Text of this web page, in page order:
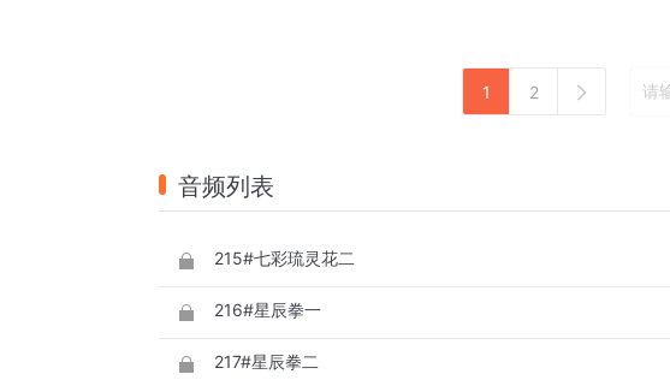
1 2
音频列表
215#七彩琉灵花二
216#星辰拳一
217#星辰拳二